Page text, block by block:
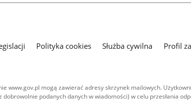
Polityka cookies Służba cywilna Profil
www.gov.pl mogą zawierać adresy skrzynek mailowych.
podanych danych w wiadomości) w celu przesłania